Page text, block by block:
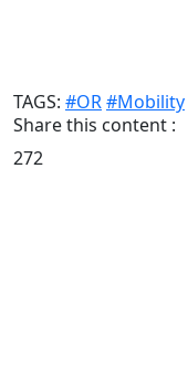
TAGS: #OR#Mobility
Share this content :
272